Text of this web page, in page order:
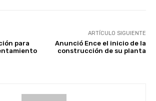
para
ARTÍCULO SIGUIENTE
Anunció Ence el inicio de la
construcción de su planta